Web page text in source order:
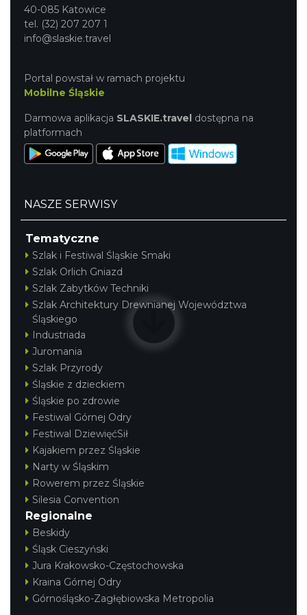
Henryk Miśkiewicz – 75 lat Mistrza i Goście
Katowice
CO, GDZIE, KIEDY W KATOWICACH 3-
9.08.2026
Katowice
14.48 km
Muzyka zespołu Metallica symfonicznie
2026
Katowice
15.06 km
OFF Festival 2026
40-085 Katowice
tel. (32) 207 207 1
info@slaskie.travel
Portal powstał w ramach projektu
Mobilne Śląskie
Darmowa aplikacja SLASKIE.travel dostępna na
platformach
NASZE SERWISY
Tematyczne
Szlak i Festiwal Śląskie Smaki
Szlak Orlich Gniazd
Szlak Zabytków Techniki
Szlak Architektury Drewnianej Województwa
Śląskiego
Industriada
Juromania
Szlak Przyrody
Śląskie z dzieckiem
Śląskie po zdrowie
Festiwal Górnej Odry
Festiwal DziewięćSił
Kajakiem przez Śląskie
Narty w Śląskim
Rowerem przez Śląskie
Silesia Convention
Regionalne
Beskidy
Śląsk Cieszyński
Jura Krakowsko-Częstochowska
Kraina Górnej Odry
Górnośląsko-Zagłębiowska Metropolia